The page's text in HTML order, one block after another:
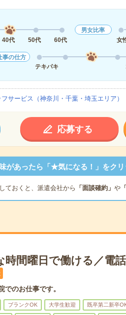
40代 50代 60代
男女比率
女
事の仕方
テキパキ
サービス（神奈川・千葉・埼玉エリア）
応募する
があったら「★気になる！」をクリ
ておくと、派遣会社から 「面談確約」 や
時間曜日で働ける／電
のお仕事です。
ブランクOK 大学生歓迎 既卒第二新卒